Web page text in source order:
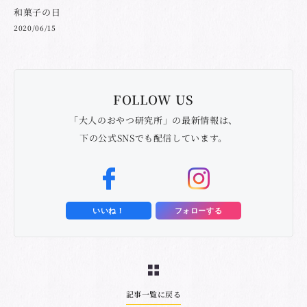
和菓子の日
2020/06/15
FOLLOW US
「大人のおやつ研究所」の最新情報は、
下の公式SNSでも配信しています。
いいね！ フォローする
記事一覧に戻る